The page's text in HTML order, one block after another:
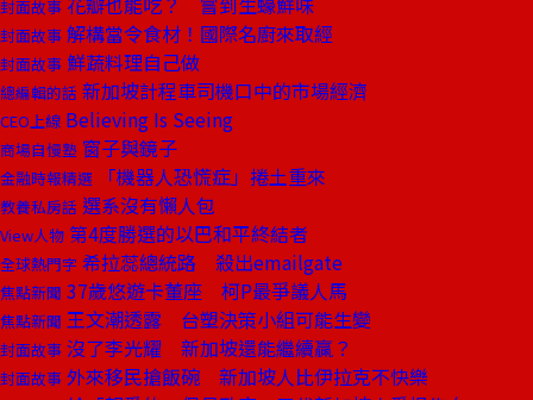
封面故事
封面故事 解構當令食材！國際名廚來取經
封面故事 鮮蔬料理自己做
總編輯的話 新加坡計程車司機口中的市場經濟
CEO上線 Believing Is Seeing
商場自慢塾 窗子與鏡子
金融時報精選 「機器人恐慌症」捲土重來
教養私房話 選系沒有懶人包
View人物 第4度勝選的以巴和平終結者
全球熱門字 希拉蕊總統路 殺出emailgate
焦點新聞 37歲悠遊卡董座 柯P最爭議人馬
焦點新聞 王文潮透露 台塑決策小組可能生變
封面故事 沒了李光耀 新加坡還能繼續贏？
封面故事 外來移民搶飯碗 新加坡人比伊拉克不快樂